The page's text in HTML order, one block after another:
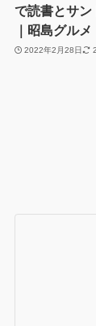
で読書とサン
｜昭島グルメ
2022年2月28日